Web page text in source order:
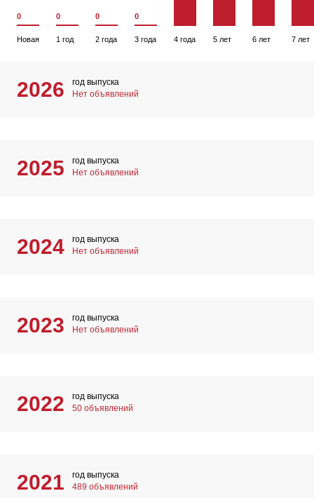
0
Новая
0
1 год
0
2 года
0
3 года 4 года 5 лет 6 лет 7 лет
2026
год выпуска
Нет объявлений
2025
год выпуска
Нет объявлений
2024
год выпуска
Нет объявлений
2023
год выпуска
Нет объявлений
2022
год выпуска
50 объявлений
2021
год выпуска
489 объявлений